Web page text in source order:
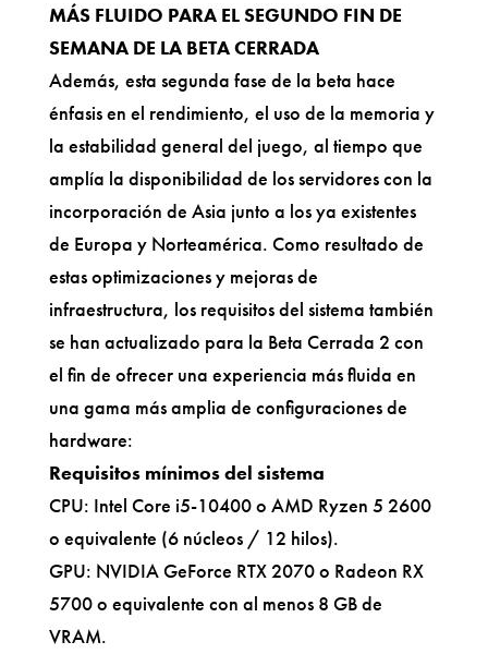
MÁS FLUIDO PARA EL SEGUNDO FIN DE
SEMANA DE LA BETA CERRADA
Además, esta segunda fase de la beta hace
énfasis en el rendimiento, el uso de la memoria y
la estabilidad general del juego, al tiempo que
amplía la disponibilidad de los servidores con la
incorporación de Asia junto a los ya existentes
de Europa y Norteamérica. Como resultado de
estas optimizaciones y mejoras de
infraestructura, los requisitos del sistema también
se han actualizado para la Beta Cerrada 2 con
el fin de ofrecer una experiencia más fluida en
una gama más amplia de configuraciones de
hardware:
Requisitos mínimos del sistema
CPU: Intel Core i5-10400 o AMD Ryzen 5 2600
o equivalente (6 núcleos / 12 hilos).
GPU: NVIDIA GeForce RTX 2070 o Radeon RX
5700 o equivalente con al menos 8 GB de
VRAM.